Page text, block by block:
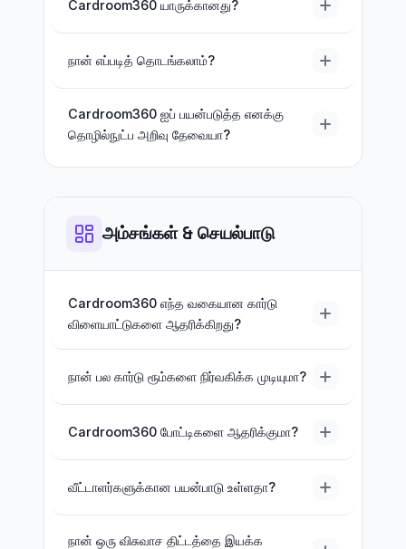
Cardroom360 யாருக்கானது?
நான் எப்படித் தொடங்கலாம்?
Cardroom360 ஐப் பயன்படுத்த எனக்கு
தொழில்நுட்ப அறிவு தேவையா?
அம்சங்கள் & செயல்பாடு
Cardroom360 எந்த வகையான கார்டு
விளையாட்டுகளை ஆதரிக்கிறது?
நான் பல கார்டு ரூம்களை நிர்வகிக்க முடியுமா?
Cardroom360 போட்டிகளை ஆதரிக்குமா?
வீட்டாளர்களுக்கான பயன்பாடு உள்ளதா?
நான் ஒரு விசுவாச திட்டத்தை இயக்க